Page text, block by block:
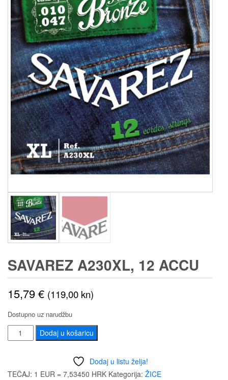
SAVAREZ A230XL, 12 ACCU
15,79€ (119,00 kn)
Dostupno uz narudžbu
SAVAREZ
A230XL,
ACCU
Dodaj u košaricu
Dodaj u listu želja!
TEČAJ: 1 EUR = 7,53450 HRK Kategorija: ŽICE